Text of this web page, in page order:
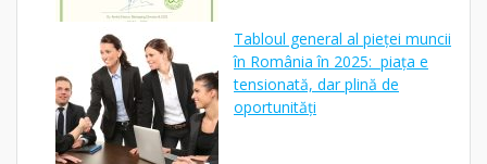
Tabloul general al pieței muncii
în România în 2025: piața e
tensionată, dar plină de
oportunități